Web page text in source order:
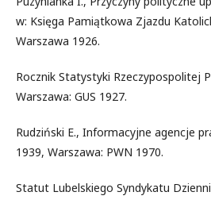
w: Księga Pamiątkowa Zjazdu
Warszawa 1926.
Rocznik Statystyki Rzeczypospolitej
Warszawa: GUS 1927.
Rudziński E., Informacyjne agencje
1939, Warszawa: PWN 1970.
Statut Lubelskiego Syndykatu